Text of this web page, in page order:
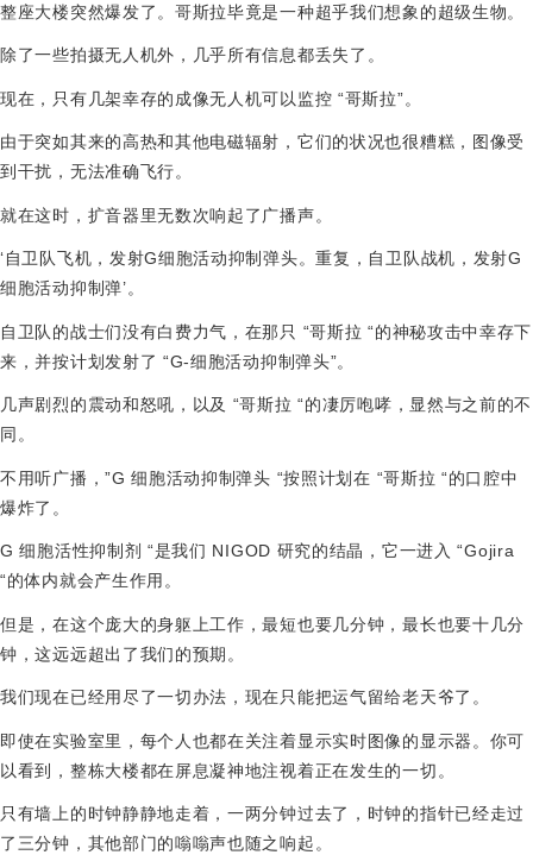
整座大楼突然爆发了。哥斯拉毕竟是一种超乎我们想象的超级生物。
除了一些拍摄无人机外，几乎所有信息都丢失了。
现在，只有几架幸存的成像无人机可以监控 “哥斯拉”。
由于突如其来的高热和其他电磁辐射，它们的状况也很糟糕，图像受
到干扰，无法准确飞行。
就在这时，扩音器里无数次响起了广播声。
‘自卫队飞机，发射G细胞活动抑制弹头。重复，自卫队战机，发射G
细胞活动抑制弹’。
自卫队的战士们没有白费力气，在那只 “哥斯拉 “的神秘攻击中幸存下
来，并按计划发射了 “G-细胞活动抑制弹头”。
几声剧烈的震动和怒吼，以及 “哥斯拉 “的凄厉咆哮，显然与之前的不
同。
不用听广播，”G 细胞活动抑制弹头 “按照计划在 “哥斯拉 “的口腔中
爆炸了。
G 细胞活性抑制剂 “是我们 NIGOD 研究的结晶，它一进入 “Gojira
“的体内就会产生作用。
但是，在这个庞大的身躯上工作，最短也要几分钟，最长也要十几分
钟，这远远超出了我们的预期。
我们现在已经用尽了一切办法，现在只能把运气留给老天爷了。
即使在实验室里，每个人也都在关注着显示实时图像的显示器。你可
以看到，整栋大楼都在屏息凝神地注视着正在发生的一切。
只有墙上的时钟静静地走着，一两分钟过去了，时钟的指针已经走过
了三分钟，其他部门的嗡嗡声也随之响起。